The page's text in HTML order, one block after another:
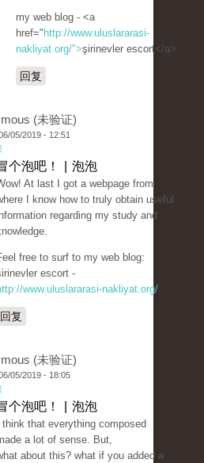
my web blog - <a
href=" http://www.uluslararasi-
nakliyat.org/">şirinevler escort</a>
回复
(未验证)
05/2019 - 12:51
个泡吧！ | 泡泡
At last I got a webpage from
I know how to truly obtain useful
regarding my study and
free to surf to my web blog:
escort -
www.uluslararasi-nakliyat.org/
回复
(未验证)
05/2019 - 18:05
个泡吧！ | 泡泡
I think that everything composed
a lot of sense. But,
about this? what if you added a